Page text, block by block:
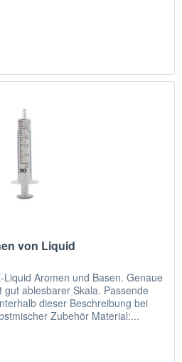
von Liquid
Aromen und Basen. Genaue
ablesbarer Skala. Passende
dieser Beschreibung bei
Zubehör Material:...